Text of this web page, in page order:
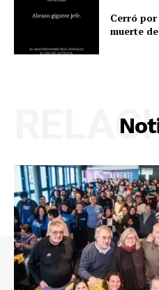
Cerró
muerte